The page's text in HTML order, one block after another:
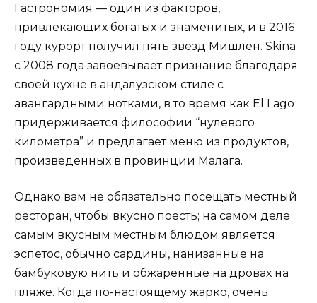
Гастрономия — один из факторов,
привлекающих богатых и знаменитых, и в 2016
году курорт получил пять звезд Мишлен. Skina
с 2008 года завоевывает признание благодаря
своей кухне в андалузском стиле с
авангардными нотками, в то время как El Lago
придерживается философии “нулевого
километра” и предлагает меню из продуктов,
произведенных в провинции Малага.
Однако вам не обязательно посещать местный
ресторан, чтобы вкусно поесть; на самом деле
самым вкусным местным блюдом является
эспетос, обычно сардины, нанизанные на
бамбуковую нить и обжаренные на дровах на
пляже. Когда по-настоящему жарко, очень